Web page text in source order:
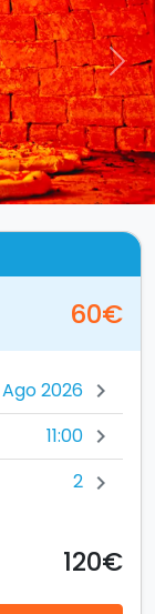
Next
60€
chevron_right
11:00 chevron_right
2 chevron_right
120€